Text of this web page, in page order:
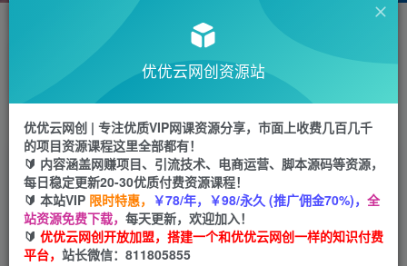
免费下载全站资源
研究探讨更多创业项目路子。
站长V：hu91275
推荐
首页 冒泡网 正文
2022带货主播实战课：起号话术+高转化塑造+憋
单 停留 互动 全面讲解
优优云网创
2年前发布
关注 私信
优优云网创资源站
优优云网创 | 专注优质VIP网课资源分享，市面上收费几百几千
的项目资源课程这里全部都有！
🔰 内容涵盖网赚项目、引流技术、电商运营、脚本源码等资源，
每日稳定更新20-30优质付费资源课程！
🔰 本站VIP 限时特惠， ￥78/年，￥98/永久 (推广佣金70%)， 全
站资源免费下载， 每天更新，欢迎加入！
🔰 优优云网创开放加盟，搭建一个和优优云网创一样的知识付费
平台， 站长微信：811805855